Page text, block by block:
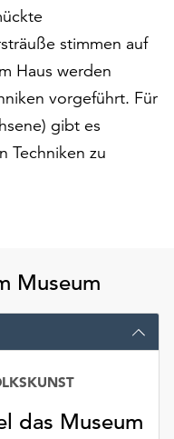
stimmen auf
Haus werden
vorgeführt. Für
gibt es
Techniken zu
Museum
das Museum